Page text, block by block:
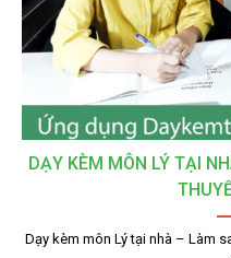
DẠY KÈM MÔN LÝ TẠI
Dạy kèm môn Lý tại nhà – Làm